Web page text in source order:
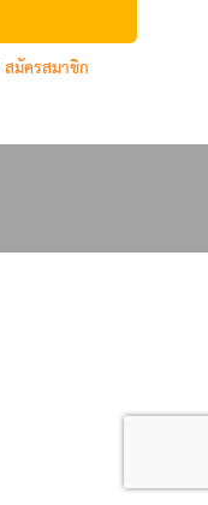
สมัครสมาชิก